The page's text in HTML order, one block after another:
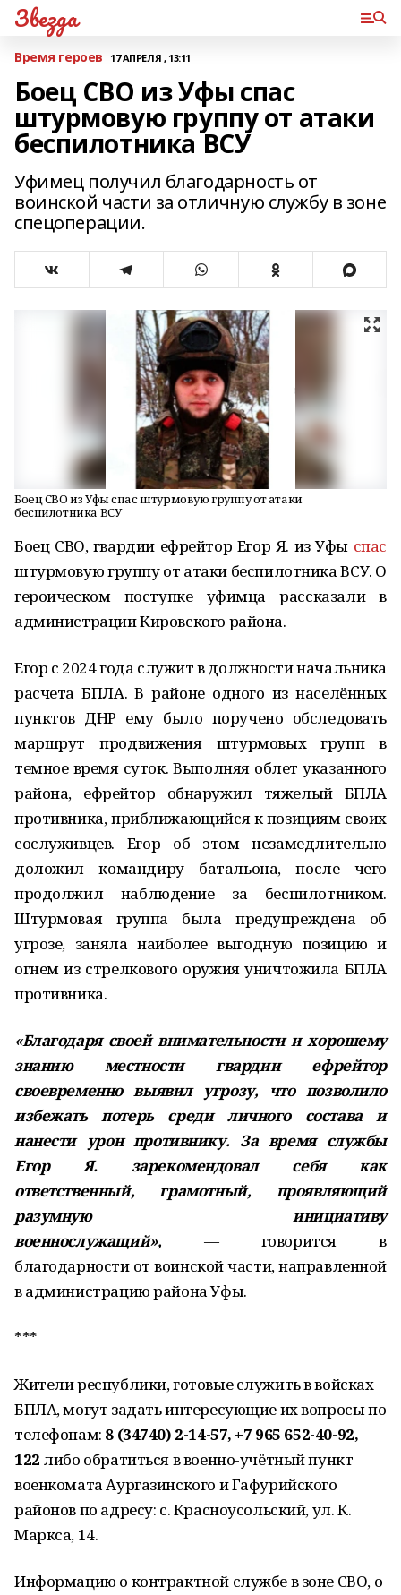
Звезда
Время героев 17 АПРЕЛЯ , 13:11
Боец СВО из Уфы спас
штурмовую группу от атаки
беспилотника ВСУ
Уфимец получил благодарность от
воинской части за отличную службу в зоне
спецоперации.
Боец СВО из Уфы спас штурмовую группу от атаки
беспилотника ВСУ
Боец СВО, гвардии ефрейтор Егор Я. из Уфы спас
штурмовую группу от атаки беспилотника ВСУ. О
героическом поступке уфимца рассказали в
администрации Кировского района.
Егор с 2024 года служит в должности начальника
расчета БПЛА. В районе одного из населённых
пунктов ДНР ему было поручено обследовать
маршрут продвижения штурмовых групп в
темное время суток. Выполняя облет указанного
района, ефрейтор обнаружил тяжелый БПЛА
противника, приближающийся к позициям своих
сослуживцев. Егор об этом незамедлительно
доложил командиру батальона, после чего
продолжил наблюдение за беспилотником.
Штурмовая группа была предупреждена об
угрозе, заняла наиболее выгодную позицию и
огнем из стрелкового оружия уничтожила БПЛА
противника.
«Благодаря своей внимательности и хорошему
знанию местности гвардии ефрейтор
своевременно выявил угрозу, что позволило
избежать потерь среди личного состава и
нанести урон противнику. За время службы
Егор Я. зарекомендовал себя как
ответственный, грамотный, проявляющий
разумную инициативу
военнослужащий», — говорится в
благодарности от воинской части, направленной
в администрацию района Уфы.
***
Жители республики, готовые служить в войсках
БПЛА, могут задать интересующие их вопросы по
телефонам: 8 (34740) 2-14-57, +7 965 652-40-92,
122 либо обратиться в военно-учётный пункт
военкомата Аургазинского и Гафурийского
районов по адресу: с. Красноусольский, ул. К.
Маркса, 14.
Информацию о контрактной службе в зоне СВО, о